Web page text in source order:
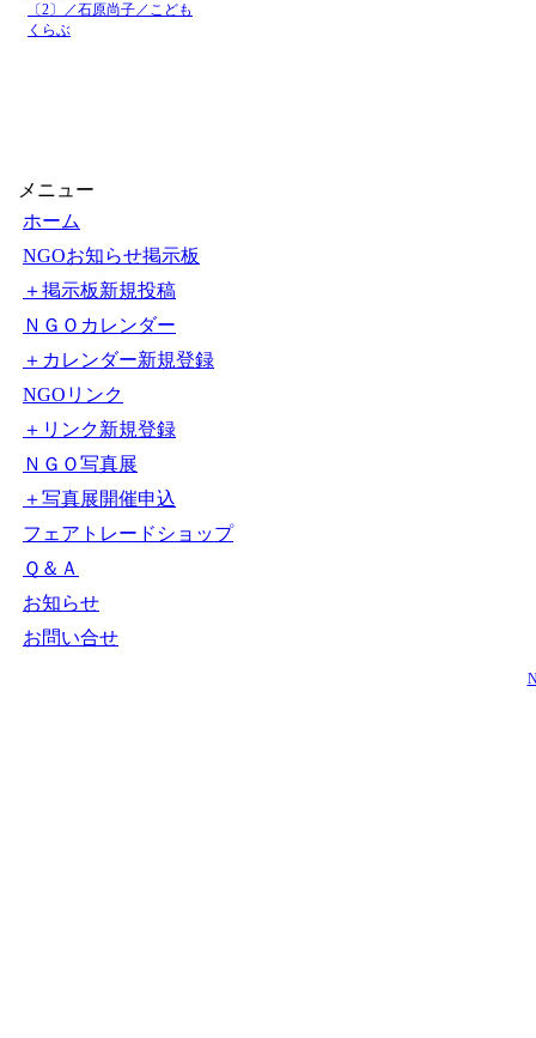
〔2〕／石原尚子／こども
くらぶ
メニュー
ホーム
NGOお知らせ掲示板
＋掲示板新規投稿
ＮＧＯカレンダー
＋カレンダー新規登録
NGOリンク
＋リンク新規登録
ＮＧＯ写真展
＋写真展開催申込
フェアトレードショップ
Ｑ＆Ａ
お知らせ
お問い合せ